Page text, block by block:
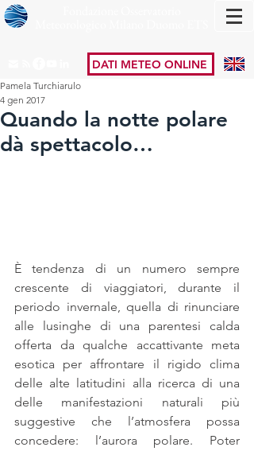
DATI METEO ONLINE
Quando la notte polare
dà spettacolo…
Pamela Turchiarulo
4 gen 2017
È tendenza di un numero sempre
crescente di viaggiatori, durante il
periodo invernale, quella di rinunciare
alle lusinghe di una parentesi calda
offerta da qualche accattivante meta
esotica per affrontare il rigido clima
delle alte latitudini alla ricerca di una
delle manifestazioni naturali più
suggestive che l’atmosfera possa
concedere: l’aurora polare. Poter